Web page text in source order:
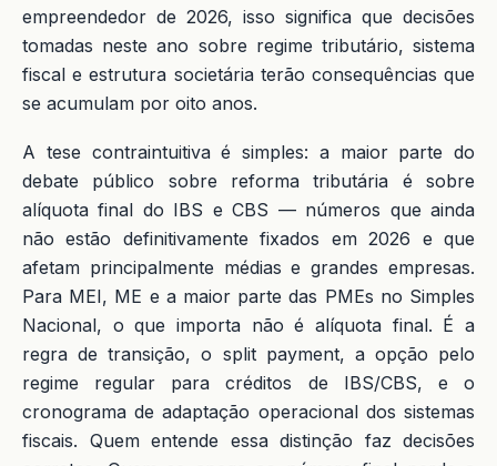
empreendedor de 2026, isso significa que decisões
tomadas neste ano sobre regime tributário, sistema
fiscal e estrutura societária terão consequências que
se acumulam por oito anos.
A tese contraintuitiva é simples: a maior parte do
debate público sobre reforma tributária é sobre
alíquota final do IBS e CBS — números que ainda
não estão definitivamente fixados em 2026 e que
afetam principalmente médias e grandes empresas.
Para MEI, ME e a maior parte das PMEs no Simples
Nacional, o que importa não é alíquota final. É a
regra de transição, o split payment, a opção pelo
regime regular para créditos de IBS/CBS, e o
cronograma de adaptação operacional dos sistemas
fiscais. Quem entende essa distinção faz decisões